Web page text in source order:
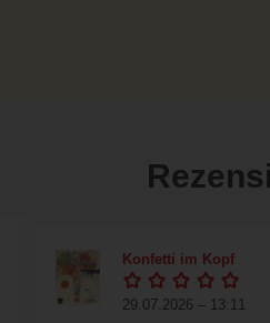
Konfetti im Kopf
29.07.2026 – 13:11